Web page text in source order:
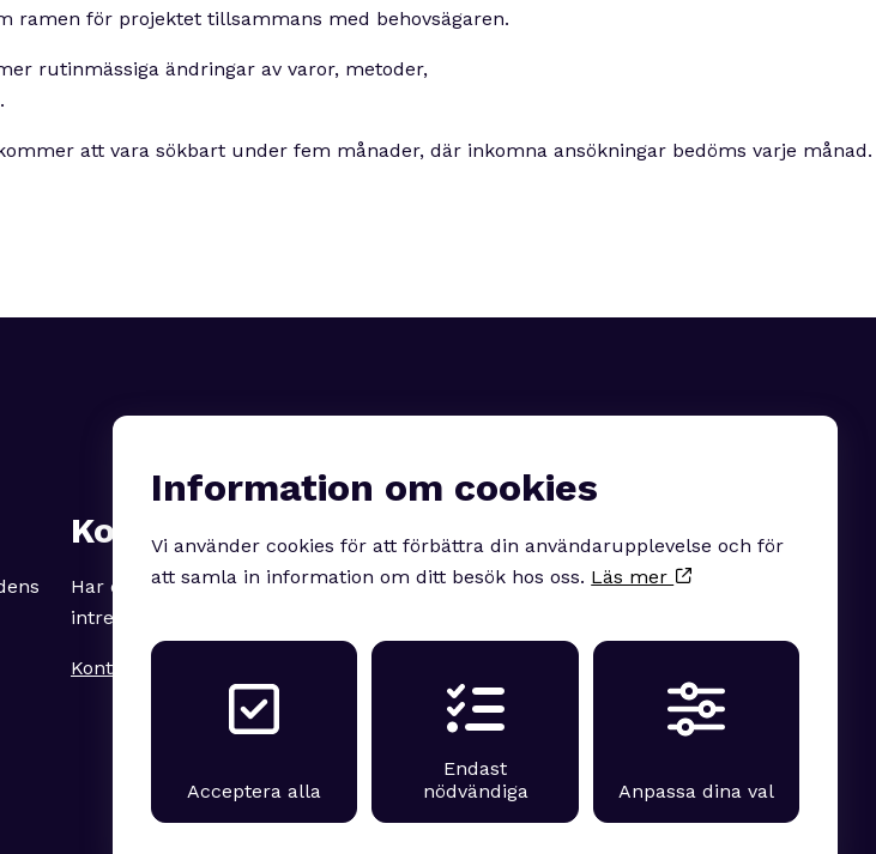
ramen för projektet tillsammans med behovsägaren.
rutinmässiga ändringar av varor, metoder,
att vara sökbart under fem månader, där inkomna ansökningar bedöms varje månad.
Kontakt
Har du frågor, inspel eller är
intresserad av att vara med?
Kontakta oss
Följ oss på linkedin
Information om cookies
Vi använder cookies för att förbättra din användarupplevelse och för
att samla in information om ditt besök hos oss. Läs mer
Acceptera alla
Endast
nödvändiga
Anpassa dina val